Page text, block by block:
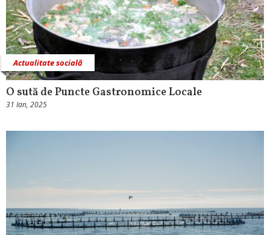
Actualitate socială
O sută de Puncte Gastronomice Locale
31 Ian, 2025